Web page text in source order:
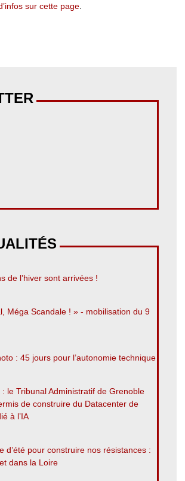
sur cette page
de l’hiver sont arrivées !
Méga Scandale ! » - mobilisation du 9
: 45 jours pour l’autonomie technique
le Tribunal Administratif de Grenoble
de construire du Datacenter de
à l’IA
d’été pour construire nos résistances :
dans la Loire